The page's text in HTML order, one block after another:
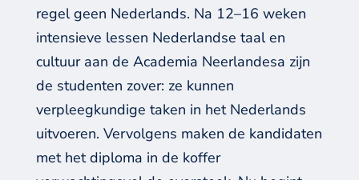
regel geen Nederlands. Na 12–16 weken
intensieve lessen Nederlandse taal en
cultuur aan de Academia Neerlandesa zijn
de studenten zover: ze kunnen
verpleegkundige taken in het Nederlands
uitvoeren. Vervolgens maken de kandidaten
met het diploma in de koffer